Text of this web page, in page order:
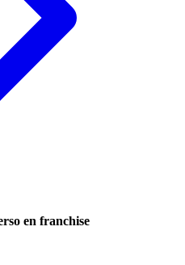
en franchise